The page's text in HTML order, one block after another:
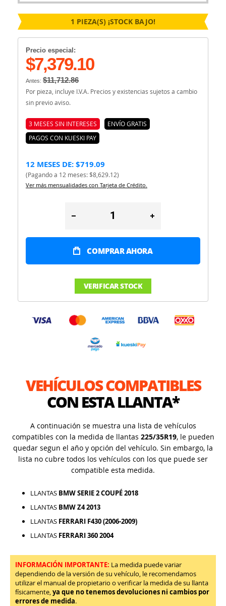
1 PIEZA(S) ¡STOCK BAJO!
Precio especial:
$7,379.10
Antes: $11,712.86
Por pieza, incluye I.V.A. Precios y existencias sujetos a cambio
sin previo aviso.
3 MESES SIN INTERESES
ENVÍO GRATIS
PAGOS CON KUESKI PAY
12 MESES DE: $719.09
(Pagando a 12 meses: $8,629.12)
Ver más mensualidades con Tarjeta de Crédito.
COMPRAR AHORA
VERIFICAR STOCK
VEHÍCULOS COMPATIBLES
CON ESTA LLANTA*
A continuación se muestra una lista de vehículos
compatibles con la medida de llantas 225/35R19, le pueden
quedar segun el año y opción del vehículo. Sin embargo, la
lista no cubre todos los vehículos con los que puede ser
compatible esta medida.
LLANTAS BMW SERIE 2 COUPÉ 2018
LLANTAS BMW Z4 2013
LLANTAS FERRARI F430 (2006-2009)
LLANTAS FERRARI 360 2004
INFORMACIÓN IMPORTANTE: La medida puede variar
dependiendo de la versión de su vehículo, le recomendamos
utilizar el manual de propietario o verificar la medida de su llanta
físicamente,ya que no tenemos devoluciones ni cambios por
errores de medida.